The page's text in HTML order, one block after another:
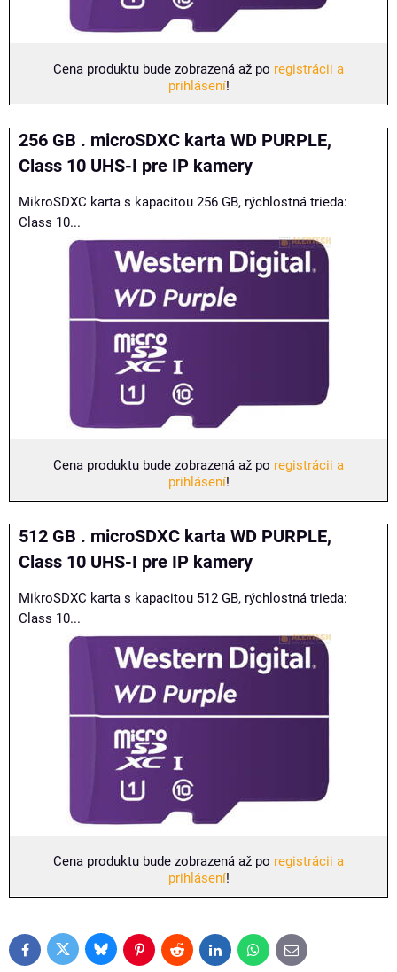
Cena produktu bude zobrazená až po registrácii a
prihlásení!
256 GB . microSDXC karta WD PURPLE,
Class 10 UHS-I pre IP kamery
MikroSDXC karta s kapacitou 256 GB, rýchlostná trieda:
Class 10...
Cena produktu bude zobrazená až po registrácii a
prihlásení!
512 GB . microSDXC karta WD PURPLE,
Class 10 UHS-I pre IP kamery
MikroSDXC karta s kapacitou 512 GB, rýchlostná trieda:
Class 10...
Cena produktu bude zobrazená až po registrácii a
prihlásení!
FacebookTwitter BlueskyPinterestReddit LinkedInWhatsApp
E-
mail